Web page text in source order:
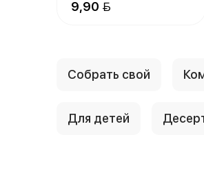
9,90 
Собрать свой
Для детей